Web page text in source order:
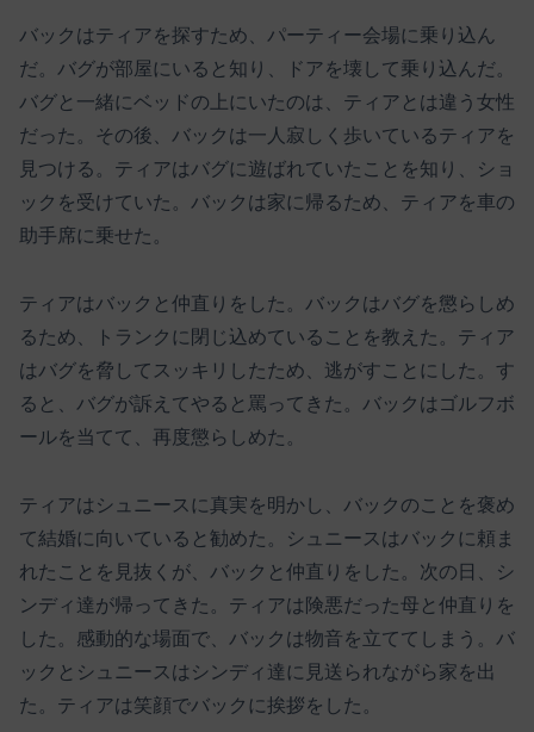
バックはティアを探すため、パーティー会場に乗り込ん
だ。バグが部屋にいると知り、ドアを壊して乗り込んだ。
バグと一緒にベッドの上にいたのは、ティアとは違う女性
だった。その後、バックは一人寂しく歩いているティアを
見つける。ティアはバグに遊ばれていたことを知り、ショ
ックを受けていた。バックは家に帰るため、ティアを車の
助手席に乗せた。
ティアはバックと仲直りをした。バックはバグを懲らしめ
るため、トランクに閉じ込めていることを教えた。ティア
はバグを脅してスッキリしたため、逃がすことにした。す
ると、バグが訴えてやると罵ってきた。バックはゴルフボ
ールを当てて、再度懲らしめた。
ティアはシュニースに真実を明かし、バックのことを褒め
て結婚に向いていると勧めた。シュニースはバックに頼ま
れたことを見抜くが、バックと仲直りをした。次の日、シ
ンディ達が帰ってきた。ティアは険悪だった母と仲直りを
した。感動的な場面で、バックは物音を立ててしまう。バ
ックとシュニースはシンディ達に見送られながら家を出
た。ティアは笑顔でバックに挨拶をした。